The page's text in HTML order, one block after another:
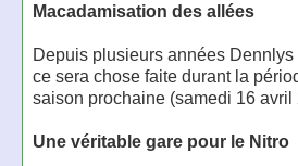
Macadamisation des allées
Depuis plusieurs années
ce sera chose faite durant la
saison prochaine (samedi 16 avril
Une véritable gare pour le Nitro